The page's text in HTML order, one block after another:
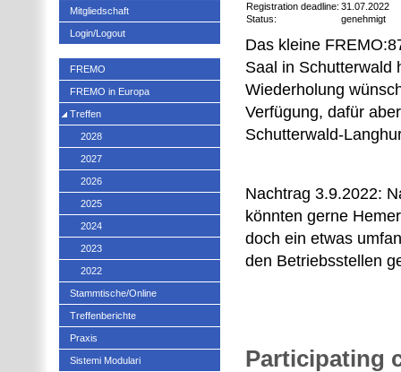
Registration deadline: 31.07.2022
Status:
genehmigt
Das kleine
Saal in Schutterwald
Wiederholung
Verfügung, dafür
Schutterwald-
Nachtrag 3.9.2022:
könnten gerne
doch ein etwas
den Betriebsstellen
Participating
Mitgliedschaft
Login/Logout
FREMO
FREMO in Europa
Treffen
2028
2027
2026
2025
2024
2023
2022
Stammtische/Online
Treffenberichte
Praxis
Sistemi Modulari